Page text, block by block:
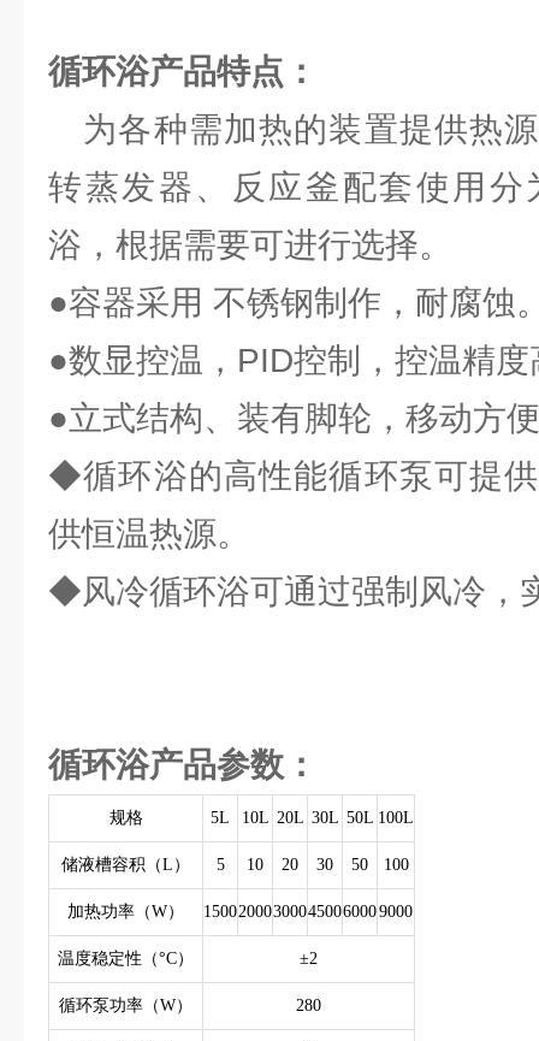
循环浴产品特点：
为各种需加热的装置提供热
转蒸发器、反应釜配套使用分
浴，根据需要可进行选择。
●容器采用 不锈钢制作，耐腐蚀
●数显控温，PID控制，控温精
●立式结构、装有脚轮，移动方
◆循环浴的高性能循环泵可提
供恒温热源。
◆风冷循环浴可通过强制风冷，
循环浴产品参数：
规格 5L 10L 20L 30L 50L 100L
储液槽容积（L） 5 10 20 30 50 100
加热功率（W） 150020003000450060009000
温度稳定性（°C） ±2
循环泵功率（W） 280